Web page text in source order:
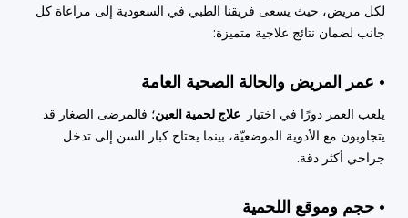
لكل مريض، حيث يسعى فريقنا الطبي في السعودية إلى مراعاة كل
جانب لضمان نتائج علاجية متميزة:
• عمر المريض والحالة الصحية العامة
يلعب العمر دورًا في اختيار علاج لحمية العين؛ فالمرضى الصغار قد
يتجاوبون مع الأدوية الموضعيّة، بينما يحتاج كبار السن إلى تدخل
جراحي أكثر دقة.
• حجم وموقع اللحمية